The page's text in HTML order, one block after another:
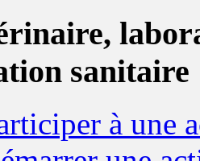
sanitaire
à une